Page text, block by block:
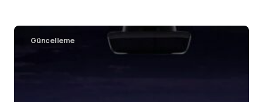
Güncelleme